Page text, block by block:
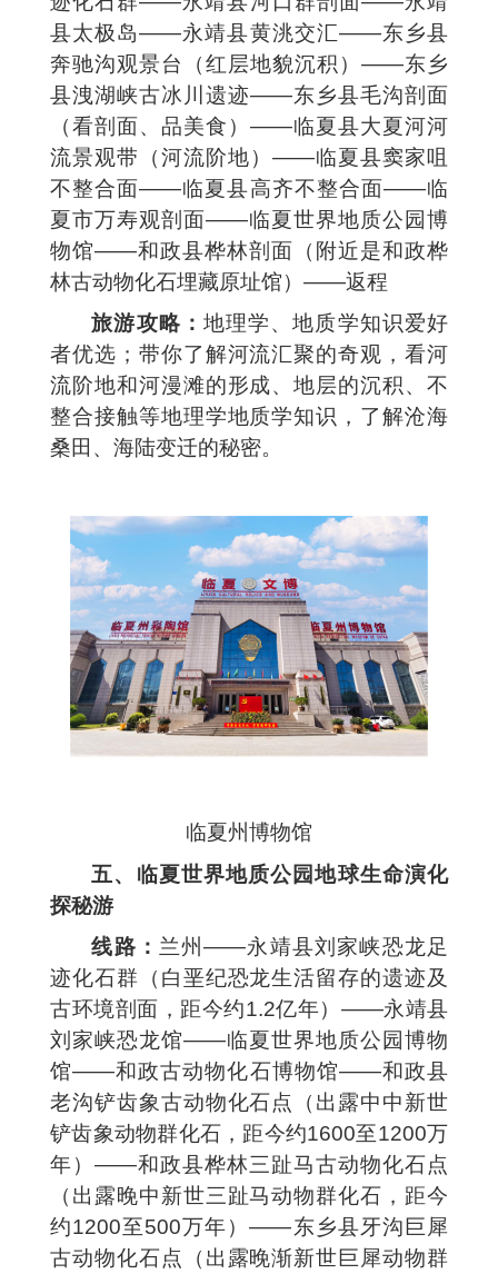
县太极岛——永靖县黄洮交汇——东乡县
奔驰沟观景台（红层地貌沉积）——东乡
县洩湖峡古冰川遗迹——东乡县毛沟剖面
（看剖面、品美食）——临夏县大夏河河
流景观带（河流阶地）——临夏县窦家咀
不整合面——临夏县高齐不整合面——临
夏市万寿观剖面——临夏世界地质公园博
物馆——和政县桦林剖面（附近是和政桦
林古动物化石埋藏原址馆）——返程
旅游攻略： 地理学、地质学知识爱好
者优选；带你了解河流汇聚的奇观，看河
流阶地和河漫滩的形成、地层的沉积、不
整合接触等地理学地质学知识，了解沧海
桑田、海陆变迁的秘密。
临夏州博物馆
五、临夏世界地质公园地球生命演化
探秘游
线路： 兰州——永靖县刘家峡恐龙足
迹化石群（白垩纪恐龙生活留存的遗迹及
古环境剖面，距今约1.2亿年）——永靖县
刘家峡恐龙馆——临夏世界地质公园博物
馆——和政古动物化石博物馆——和政县
老沟铲齿象古动物化石点（出露中中新世
铲齿象动物群化石，距今约1600至1200万
年）——和政县桦林三趾马古动物化石点
（出露晚中新世三趾马动物群化石，距今
约1200至500万年）——东乡县牙沟巨犀
古动物化石点（出露晚渐新世巨犀动物群